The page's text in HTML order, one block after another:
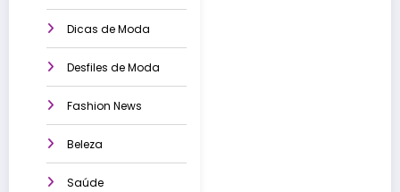
Dicas de Moda
Desfiles de Moda
Fashion News
Beleza
Saúde